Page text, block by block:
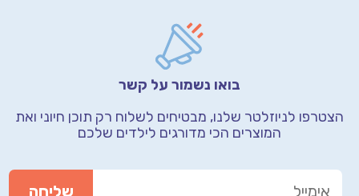
בואו נשמור על קשר
הצטרפו לניוזלטר שלנו, מבטיחים לשלוח רק תוכן חיוני ואת
המוצרים הכי מדורגים לילדים שלכם